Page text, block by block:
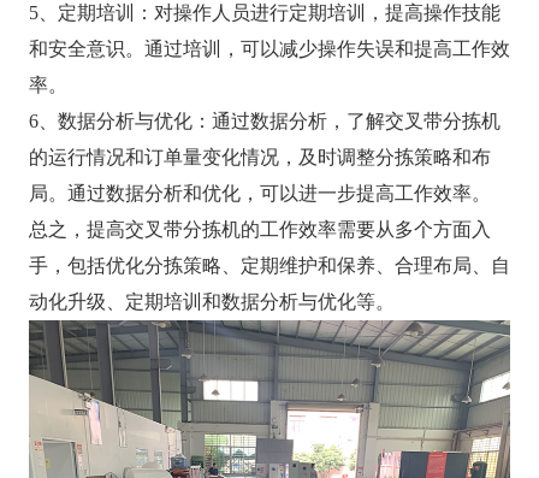
5、定期培训：对操作人员进行定期培训，提高操作技能
和安全意识。通过培训，可以减少操作失误和提高工作效
率。
6、数据分析与优化：通过数据分析，了解交叉带分拣机
的运行情况和订单量变化情况，及时调整分拣策略和布
局。通过数据分析和优化，可以进一步提高工作效率。
总之，提高交叉带分拣机的工作效率需要从多个方面入
手，包括优化分拣策略、定期维护和保养、合理布局、自
动化升级、定期培训和数据分析与优化等。